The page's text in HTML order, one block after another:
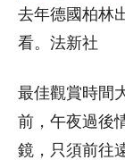
去年德國柏林
看。法新社
最佳觀賞時間
前，午夜過後
鏡，只須前往